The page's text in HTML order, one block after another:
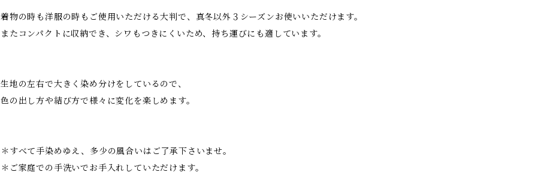
着物の時も洋服の時もご使用いただける大判で、真冬以外３シーズンお使いいただけます。
またコンパクトに収納でき、シワもつきにくいため、持ち運びにも適しています。
生地の左右で大きく染め分けをしているので、
色の出し方や結び方で様々に変化を楽しめます。
＊すべて手染めゆえ、多少の風合いはご了承下さいませ。
＊ご家庭での手洗いでお手入れしていただけます。